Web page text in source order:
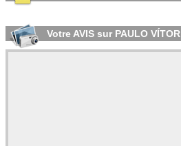
Votre AVIS sur PAULO VÍTOR